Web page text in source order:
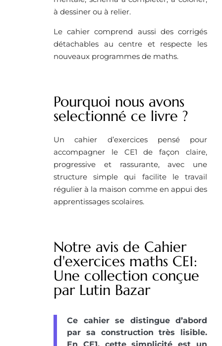
à dessiner ou à relier.
Le cahier comprend aussi des corrigés
détachables au centre et respecte les
nouveaux programmes de maths.
Pourquoi nous avons
selectionné ce livre ?
Un cahier d’exercices pensé pour
accompagner le CE1 de façon claire,
progressive et rassurante, avec une
structure simple qui facilite le travail
régulier à la maison comme en appui des
apprentissages scolaires.
Notre avis de Cahier
d'exercices maths CE1:
Une collection conçue
par Lutin Bazar
Ce cahier se distingue d’abord
par sa construction très lisible.